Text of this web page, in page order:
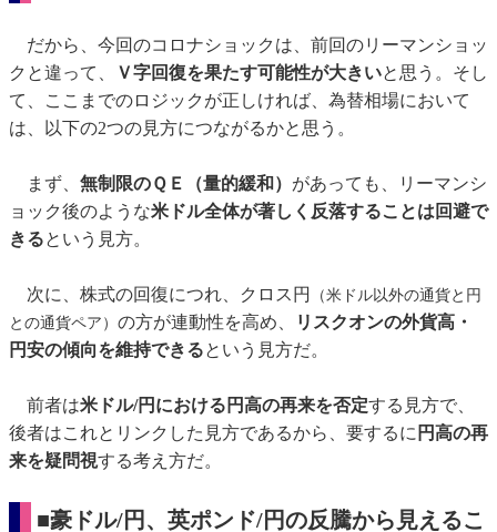
だから、今回のコロナショックは、前回のリーマンショッ
クと違って、
Ｖ字回復を果たす可能性が大きいと思う。そし
て、ここまでのロジックが正しければ、為替相場において
は、以下の2つの見方につながるかと思う。
まず、 無制限のＱＥ（量的緩和） があっても、リーマンシ
ョック後のような米ドル全体が著しく反落することは回避で
きるという見方。
次に、株式の回復につれ、クロス円
（米ドル以外の通貨と円
との通貨ペア） の方が連動性を高め、
リスクオンの外貨高・
円安の傾向を維持できるという見方だ。
前者は米ドル/円における円高の再来を否定する見方で、
後者はこれとリンクした見方であるから、要するに 円高の再
来を疑問視する考え方だ。
■豪ドル/円、英ポンド/円の反騰から見えるこ